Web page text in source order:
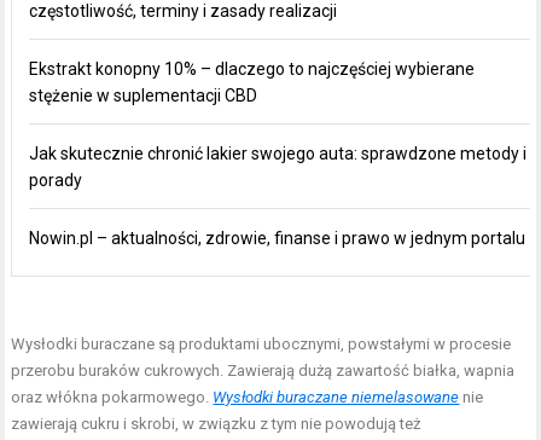
częstotliwość, terminy i zasady realizacji
Ekstrakt konopny 10% – dlaczego to najczęściej wybierane
stężenie w suplementacji CBD
Jak skutecznie chronić lakier swojego auta: sprawdzone metody i
porady
Nowin.pl – aktualności, zdrowie, finanse i prawo w jednym portalu
Wysłodki buraczane są produktami ubocznymi, powstałymi w procesie
przerobu buraków cukrowych. Zawierają dużą zawartość białka, wapnia
oraz włókna pokarmowego. Wysłodki buraczane niemelasowane nie
zawierają cukru i skrobi, w związku z tym nie powodują też